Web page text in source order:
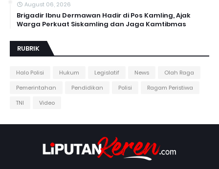
August 06, 2026
Brigadir Ibnu Dermawan Hadir di Pos Kamling, Ajak
Warga Perkuat Siskamling dan Jaga Kamtibmas
RUBRIK
Halo Polisi Hukum Legislatif News
Olah Raga
Pemerintahan
Pendidikan Polisi
Ragam Peristiwa
TNI
Video